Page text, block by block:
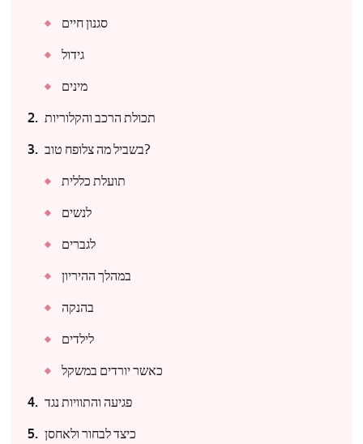
סגנון חיים
גידול
מינים
תכולת הרכב והקלוריות
בשביל מה צלופח טוב?
תועלת כללית
לנשים
לגברים
במהלך ההיריון
בהנקה
לילדים
כאשר יורדים במשקל
פגיעה והתוויות נגד
כיצד לבחור ולאחסן